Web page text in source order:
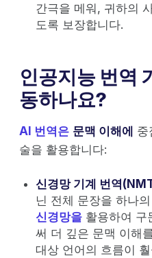
간극을 메워, 귀하의
도록 보장합니다.
인공지능 번역
동하나요?
AI 번역은 문맥 이해에 중
술을 활용합니다:
신경망 기계 번역
닌 전체 문장을 하나
신경망을 활용하여 구
써 더 깊은 문맥 이해
대상 언어의 흐름이